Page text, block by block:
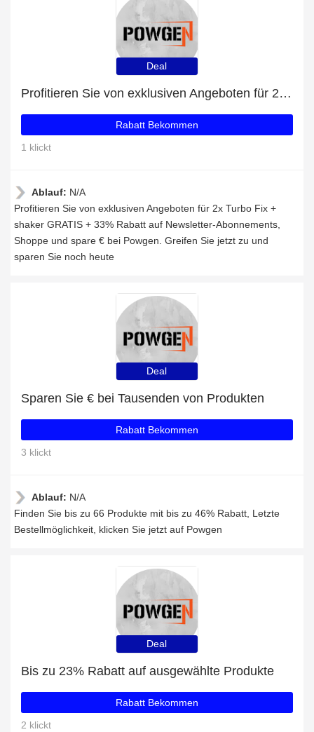
Deal
Profitieren Sie von exklusiven Angeboten für 2x Turbo Fix + shaker GRATIS + 33% Rabatt auf Newsletter-Abonnements
Rabatt Bekommen
1 klickt
Ablauf: N/A
Profitieren Sie von exklusiven Angeboten für 2x Turbo Fix +
shaker GRATIS + 33% Rabatt auf Newsletter-Abonnements,
Shoppe und spare € bei Powgen. Greifen Sie jetzt zu und
sparen Sie noch heute
Deal
Sparen Sie € bei Tausenden von Produkten
Rabatt Bekommen
3 klickt
Ablauf: N/A
Finden Sie bis zu 66 Produkte mit bis zu 46% Rabatt, Letzte
Bestellmöglichkeit, klicken Sie jetzt auf Powgen
Deal
Bis zu 23% Rabatt auf ausgewählte Produkte
Rabatt Bekommen
2 klickt